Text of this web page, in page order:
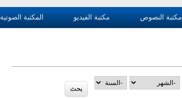
مكتبة النصوص مكتبة الفيديو المكتبة الصوتية
‏الشهر ‏ ‏السنة ‏